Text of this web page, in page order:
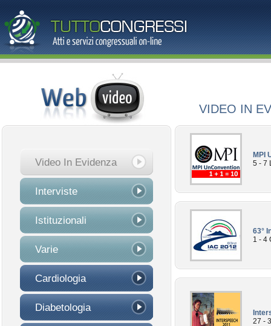
Video In Evidenza
Interviste
Istituzionali
Varie
Cardiologia
Diabetologia
VIDEO IN
MPI
5 - 7
63°
1 - 4
27 -